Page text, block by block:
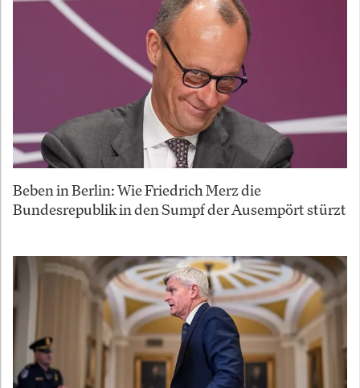
Beben in Berlin: Wie Friedrich Merz die
Bundesrepublik in den Sumpf der Ausempört stürzt